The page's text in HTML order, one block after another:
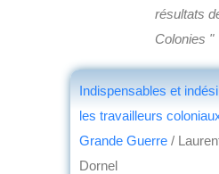
résultats
Colonies "
Indispensables et
les travailleurs
Grande Guerre /
Dornel